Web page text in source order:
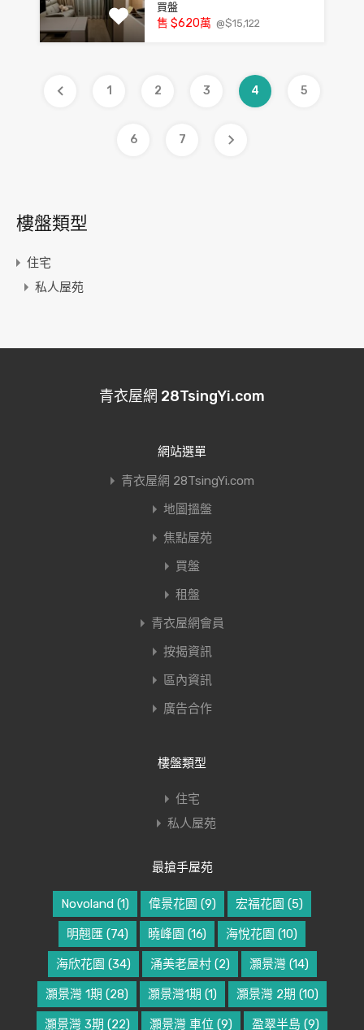
買盤
售 $620萬 @$15,122
1 2 3 4 5
6 7
樓盤類型
住宅
私人屋苑
青衣屋網 28TsingYi.com
網站選單
青衣屋網 28TsingYi.com
地圖搵盤
焦點屋苑
買盤
租盤
青衣屋網會員
按揭資訊
區內資訊
廣告合作
樓盤類型
住宅
私人屋苑
最搶手屋苑
Novoland (1) 偉景花園 (9) 宏福花園 (5)
明翹匯 (74) 曉峰園 (16) 海悅花園 (10)
海欣花園 (34) 涌美老屋村(2) 灝景灣 (14)
灝景灣 1期 (28) 灝景灣1期 (1) 灝景灣 2期 (10)
灝景灣 3期 (22) 灝景灣 車位 (9) 盈翠半島 (9)